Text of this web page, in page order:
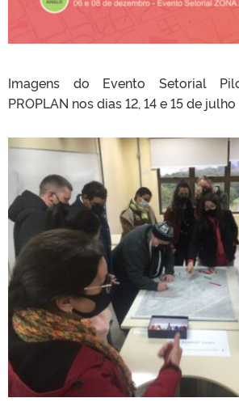
Imagens do Evento Setorial
PROPLAN nos dias 12, 14 e 15 de